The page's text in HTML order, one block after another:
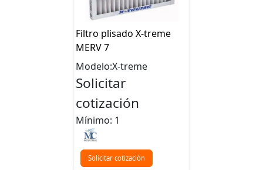
Filtro plisado X-treme
MERV 7
Modelo:X-treme
Solicitar
cotización
Mínimo: 1
Solicitar cotización